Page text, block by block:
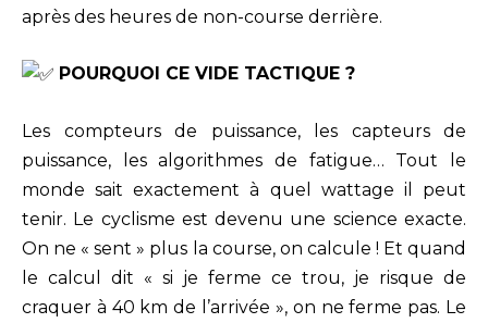
après des heures de non-course derrière.
POURQUOI CE VIDE TACTIQUE ?
Les compteurs de puissance, les capteurs de
puissance, les algorithmes de fatigue… Tout le
monde sait exactement à quel wattage il peut
tenir. Le cyclisme est devenu une science exacte.
On ne « sent » plus la course, on calcule ! Et quand
le calcul dit « si je ferme ce trou, je risque de
craquer à 40 km de l’arrivée », on ne ferme pas. Le